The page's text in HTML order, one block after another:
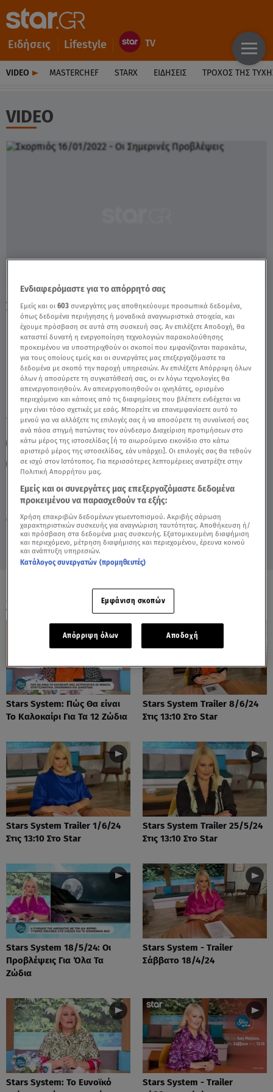
Ειδήσεις Lifestyle
VIDEO MASTERCHEF STARX ΕΙΔΉΣΕΙΣ ΤΡΟΧΌΣ ΤΗΣ
VIDEO
Κυριακή 9 Αυγούστου 2026
16.01.22, 14:42 ΖΩΔΙΑ
Σκορπιός 16/01/2022 - Οι Σημερινές
Προβλέψεις - Video
TAGS: ΣΚΟΡΠΙΟΣ ΖΩΔΙΑ – ΣΚΟΡΠΙΟΣ ΖΩΔΙΑ
ΖΩΔΙΑ ΣΗΜΕΡΑ ΑΣΗ ΜΠΗΛΙΟΥ
ΖΩΔΙΑ ΑΣΗ ΜΠΗΛΙΟΥ
ΑΣΤΡΟΛΟΓΙΚΕΣ ΠΡΟΒΛΕΨΕΙΣ
ΟΛΑ ΤΑ ΒΙΝΤΕΟ
Stars System: Πώς Θα είναι
Το Καλοκαίρι Για Τα 12 Ζώδια
Stars System Trailer 8/6/24
Στις 13:10 Στο Star
Stars System Trailer 1/6/24
Στις 13:10 Στο Star
Stars System Trailer 25/5/24
Στις 13:10 Στο Star
Stars System 18/5/24: Οι
Προβλέψεις Για Όλα Τα
Ζώδια
Stars System - Trailer
Σάββατο 18/4/24
Stars System: Το Ευνοϊκό
Stars System - Trailer
Ενδιαφερόμαστε για το απόρρητό σας
Εμείς και οι603 συνεργάτες μας αποθηκεύουμε προσωπικά δεδομένα,
όπως δεδομένα περιήγησης ή μοναδικά αναγνωριστικά στοιχεία, και
έχουμε πρόσβαση σε αυτά στη συσκευή σας. Αν επιλέξετε Αποδοχή, θα
καταστεί δυνατή η ενεργοποίηση τεχνολογιών παρακολούθησης
προκειμένου να υποστηριχθούν οι σκοποί που εμφανίζονται παρακάτω,
για τους οποίους εμείς και οι συνεργάτες μας επεξεργαζόμαστε τα
δεδομένα με σκοπό την παροχή υπηρεσιών. Αν επιλέξετε Απόρριψη όλων
όλων ή αποσύρετε τη συγκατάθεσή σας, οι εν λόγω τεχνολογίες θα
απενεργοποιηθούν. Αν απενεργοποιηθούν οι ιχνηλάτες, ορισμένο
περιεχόμενο και κάποιες από τις διαφημίσεις που βλέπετε ενδέχεται να
μην είναι τόσο σχετικές με εσάς. Μπορείτε να επανεμφανίσετε αυτό το
μενού για να αλλάξετε τις επιλογές σας ή να αποσύρετε τη συναίνεσή σας
ανά πάσα στιγμή πατώντας τον σύνδεσμο Διαχείριση προτιμήσεων στο
κάτω μέρος της ιστοσελίδας [ή το αιωρούμενο εικονίδιο στο κάτω
αριστερό μέρος της ιστοσελίδας, εάν υπάρχει]. Οι επιλογές σας θα τεθούν
σε ισχύ στον Ιστότοπος. Για περισσότερες λεπτομέρειες ανατρέξτε στην
Πολιτική Απορρήτου μας.
Εμείς και οι συνεργάτες μας επεξεργαζόμαστε δεδομένα
προκειμένου να παρασχεθούν τα εξής:
Χρήση επακριβών δεδομένων γεωεντοπισμού. Ακριβής σάρωση
χαρακτηριστικών συσκευής για αναγνώριση ταυτότητας. Αποθήκευση ή/
και πρόσβαση στα δεδομένα μιας συσκευής. Εξατομικευμένη διαφήμιση
και περιεχόμενο, μέτρηση διαφήμισης και περιεχομένου, έρευνα κοινού
και ανάπτυξη υπηρεσιών.
Κατάλογος συνεργατών (προμηθευτές)
Εμφάνιση σκοπών
Απόρριψη όλων Αποδοχή